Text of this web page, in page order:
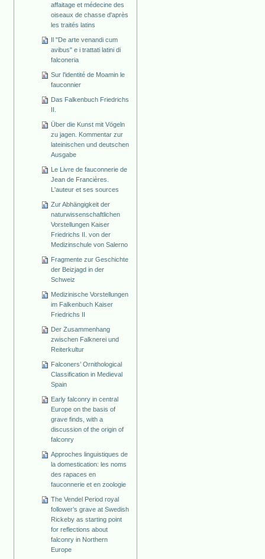
affaitage et médecine des
oiseaux de chasse d'après
les traités latins
Il "De arte venandi cum
avibus" e i trattati latini di
falconeria
Sur l'identité de Moamin le
fauconnier
Das Falkenbuch Friedrichs
Über die Kunst mit Vögeln
zu jagen. Kommentar zur
lateinischen und deutschen
Ausgabe
Le Livre de fauconnerie de
Jean de Francières.
L'auteur et ses sources
Zur Abhängigkeit der
naturwissenschaftlichen
Vorstellungen Kaiser
Friedrichs II. von der
Medizinschule von Salerno
Fragmente zur Geschichte
der Beizjagd in der
Schweiz
Medizinische Vorstellungen
im Falkenbuch Kaiser
Friedrichs II
Der Zusammenhang
zwischen Falknerei und
Reiterkultur
Falconers’ Ornithological
Classification in Medieval
Spain
Early falconry in central
Europe on the basis of
grave finds, with a
discussion of the origin of
falconry
Approches linguistiques de
la domestication: les noms
des rapaces en
fauconnerie et en zoologie
The Vendel Period royal
follower’s grave at Swedish
Rickeby as starting point
for reflections about
falconry in Northern
Europe